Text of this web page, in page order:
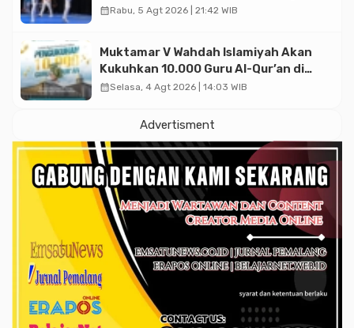
Asian Taekwondo Indonesia Open
calendar_monthRabu, 5 Agt 2026 | 21:42 WIB
Muktamar V Wahdah Islamiyah Akan
Kukuhkan 10.000 Guru Al-Qur’an di
Masjid Istiqlal
calendar_monthSelasa, 4 Agt 2026 | 14:03 WIB
Advertisment